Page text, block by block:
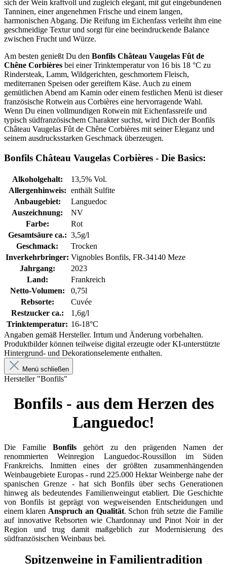
sich der Wein kraftvoll und zugleich elegant, mit gut eingebundenen
Tanninen, einer angenehmen Frische und einem langen,
harmonischen Abgang. Die Reifung im Eichenfass verleiht ihm eine
geschmeidige Textur und sorgt für eine beeindruckende Balance
zwischen Frucht und Würze.
Am besten genießt Du den Bonfils Château Vaugelas Fût de
Chêne Corbières bei einer Trinktemperatur von 16 bis 18 °C zu
Rindersteak, Lamm, Wildgerichten, geschmortem Fleisch,
mediterranen Speisen oder gereiftem Käse. Auch zu einem
gemütlichen Abend am Kamin oder einem festlichen Menü ist dieser
französische Rotwein aus Corbières eine hervorragende Wahl.
Wenn Du einen vollmundigen Rotwein mit Eichenfassreife und
typisch südfranzösischem Charakter suchst, wird Dich der Bonfils
Château Vaugelas Fût de Chêne Corbières mit seiner Eleganz und
seinem ausdrucksstarken Geschmack überzeugen.
Bonfils Château Vaugelas Corbières - Die Basics:
Alkoholgehalt:
13,5% Vol.
Allergenhinweis: enthält Sulfite
Anbaugebiet:
Languedoc
Auszeichnung:
NV
Farbe:
Rot
Gesamtsäure ca.: 3,5g/l
Geschmack:
Trocken
Inverkehrbringer: Vignobles Bonfils, FR-34140 Meze
Jahrgang:
2023
Land:
Frankreich
Netto-Volumen:
0,75l
Rebsorte:
Cuvée
Restzucker ca.:
1,6g/l
Trinktemperatur: 16-18°C
Angaben gemäß Hersteller. Irrtum und Änderung vorbehalten.
Produktbilder können teilweise digital erzeugte oder KI-unterstützte
Hintergrund- und Dekorationselemente enthalten.
Menü schließen
Hersteller "Bonfils"
Bonfils - aus dem Herzen des
Languedoc!
Die FamilieBonfils gehört zu den prägenden Namen der
renommierten Weinregion Languedoc-Roussillon im Süden
Frankreichs. Inmitten eines der größten zusammenhängenden
Weinbaugebiete Europas - rund 225.000 Hektar Weinberge nahe der
spanischen Grenze - hat sich Bonfils über sechs Generationen
hinweg als bedeutendes Familienweingut etabliert. Die Geschichte
von Bonfils ist geprägt von wegweisenden Entscheidungen und
einem klaren Anspruch an Qualität. Schon früh setzte die Familie
auf innovative Rebsorten wie Chardonnay und Pinot Noir in der
Region und trug damit maßgeblich zur Modernisierung des
südfranzösischen Weinbaus bei.
Spitzenweine in Familientradition